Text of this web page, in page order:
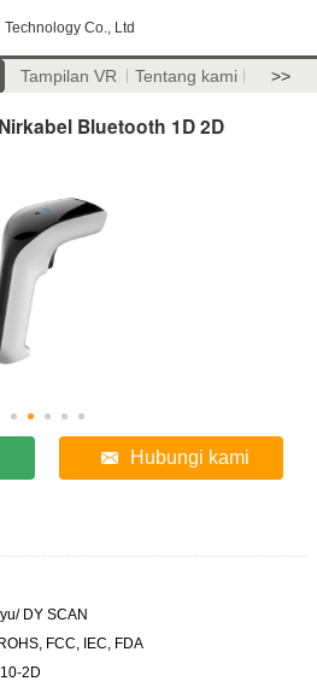
Co., Ltd
Tampilan VR Tentang kami >>
Bluetooth 1D 2D
Hubungi kami
DY SCAN
FCC, IEC, FDA
2D